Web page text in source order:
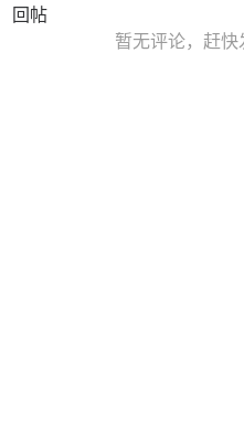
回帖
暂无评论，赶快